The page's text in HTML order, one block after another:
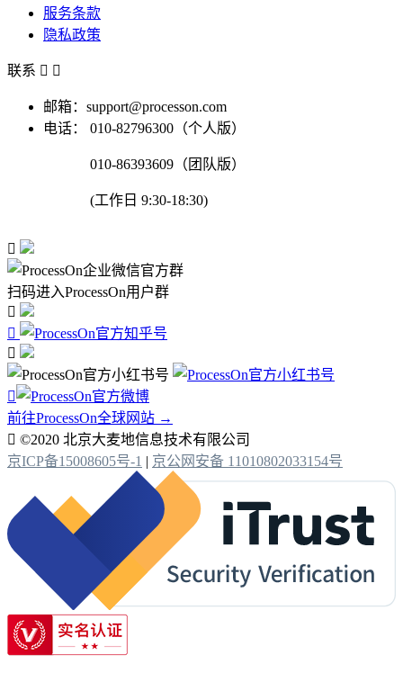
服务条款
隐私政策
联系  
邮箱：support@processon.com
电话：
010-82796300（个人版）
010-86393609（团队版）
(工作日 9:30-18:30)

扫码进入ProcessOn用户群




前往ProcessOn全球网站 →
 ©2020 北京大麦地信息技术有限公司
京ICP备15008605号-1 | 京公网安备 11010802033154号